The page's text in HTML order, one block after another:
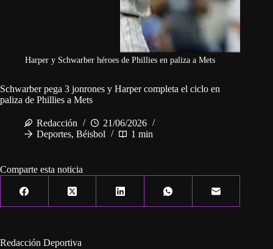
Harper y Schwarber héroes de Phillies en paliza a Mets
Schwarber pega 3 jonrones y Harper completa el ciclo en
paliza de Phillies a Mets
Redacción
21/06/2026
Deportes, Béisbol 1 min
Comparte esta noticia
Redacción Deportiva